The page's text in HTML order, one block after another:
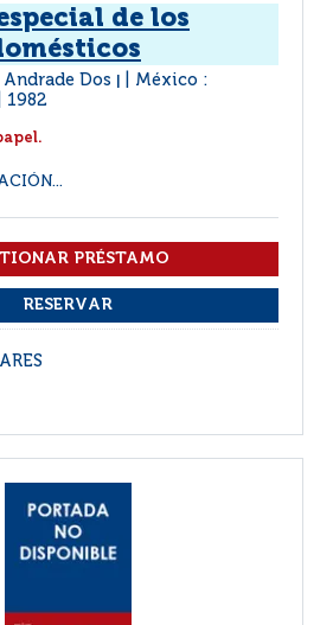
de los
Dos
México :
1982